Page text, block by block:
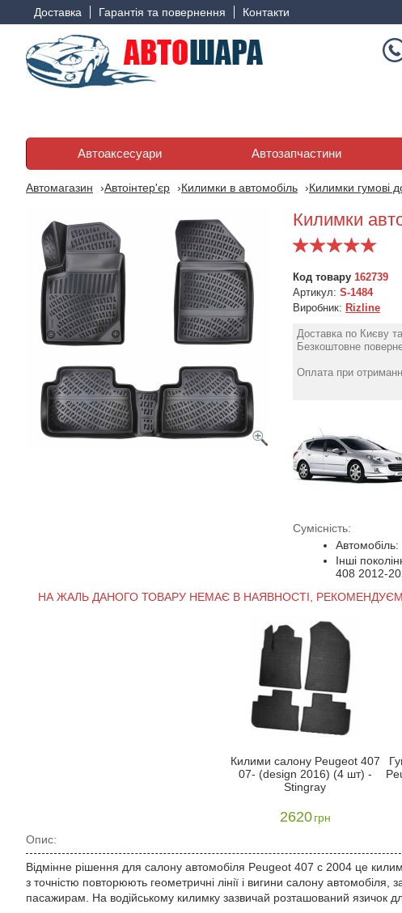
Доставка Гарантія та повернення Контакти
Автоаксесуари Автозапчастини
Автомагазин Автоінтер'єр Килимки в автомобіль Килимки гумові
Килимки
Код товару 162739
Артикул: S-1484
Виробник: Rizline
Доставка по Києву
Безкоштовне
Оплата при
Сумісність:
Автомобіль:
Інші
408 2012-
НА ЖАЛЬ ДАНОГО ТОВАРУ НЕМАЄ В НАЯВНОСТІ,
Килими салону Peugeot 407
07- (design 2016) (4 шт) -
Stingray
2620 грн
Опис:
Відмінне рішення для салону автомобіля Peugeot 407 с 2004 це
з точністю повторюють геометричні лінії і вигини салону автомобіля,
пасажирам. На водійському килимку зазвичай розташований язичок